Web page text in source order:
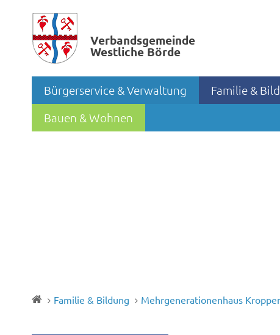
Verbands­gemeinde
Westliche Börde
Bürgerservice & Verwaltung Familie &
Bauen & Wohnen
Familie & Bildung Mehrgenerationenhaus